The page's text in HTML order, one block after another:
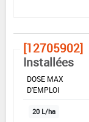
[12705902]
Installées
DOSE MAX
D'EMPLOI
20 L/ha